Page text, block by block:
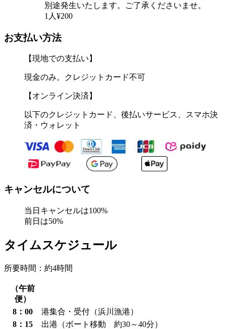
別途発生いたします。ご了承くださいませ。
1人¥200
お支払い方法
【現地での支払い】
現金のみ。クレジットカード不可
【オンライン決済】
以下のクレジットカード、後払いサービス、スマホ決
済・ウォレット
キャンセルについて
当日キャンセルは100%
前日は50%
タイムスケジュール
所要時間：約4時間
（午前
便）
8：00
港集合・受付（浜川漁港）
8：15
出港（ボート移動 約30～40分）